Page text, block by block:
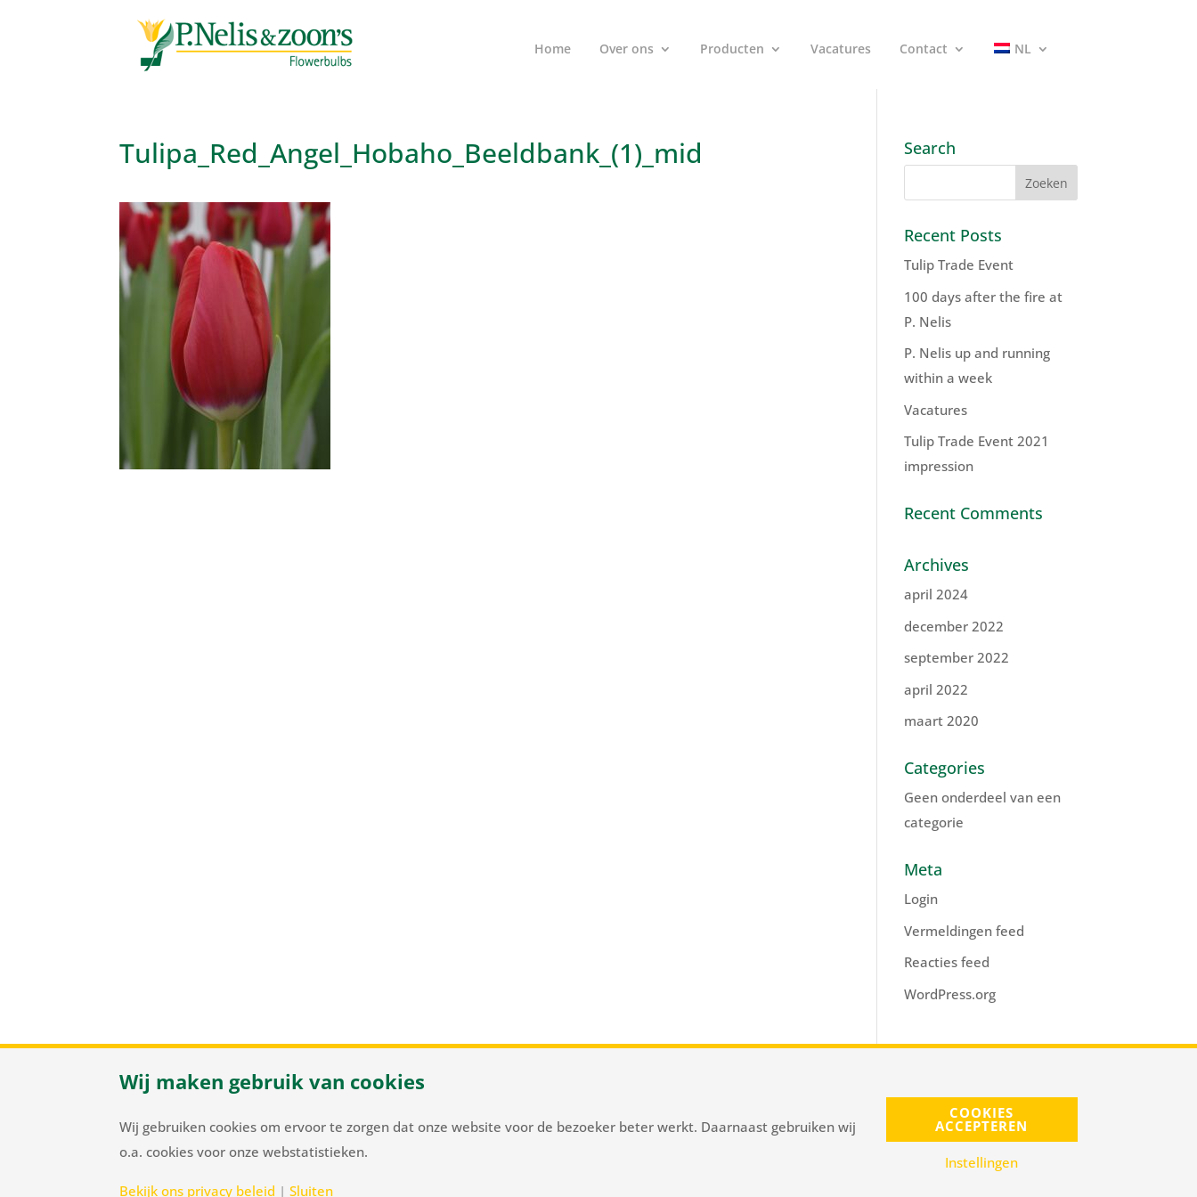
Home Over ons Producten Vacatures Contact NL
Tulipa_Red_Angel_Hobaho_Beeldbank_(1)_mid Search
Recent Posts
Tulip Trade Event
100 days after the fire at
P. Nelis
P. Nelis up and running
within a week
Vacatures
Tulip Trade Event 2021
impression
Recent Comments
Archives
april 2024
december 2022
september 2022
april 2022
maart 2020
Categories
Geen onderdeel van een
categorie
Meta
Login
Vermeldingen feed
Reacties feed
WordPress.org
Herenweg 37/NL-2105 MC Heemstede
Wij maken gebruik van cookies
Wij gebruiken cookies om ervoor te zorgen dat onze website voor de bezoeker beter werkt. Daarnaast gebruiken wij
o.a. cookies voor onze webstatistieken.
Bekijk ons privacy beleid |Sluiten
COOKIES
ACCEPTEREN
Instellingen